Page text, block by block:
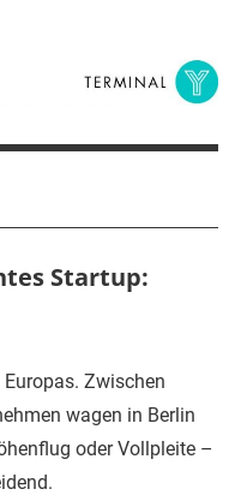
Startup:
Zwischen
wagen in Berlin
oder Vollpleite –